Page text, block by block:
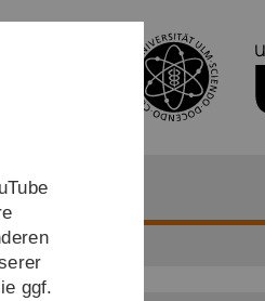
ggf.